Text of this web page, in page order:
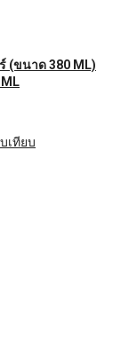
(ขนาด 380 ML)
ML
เทียบ